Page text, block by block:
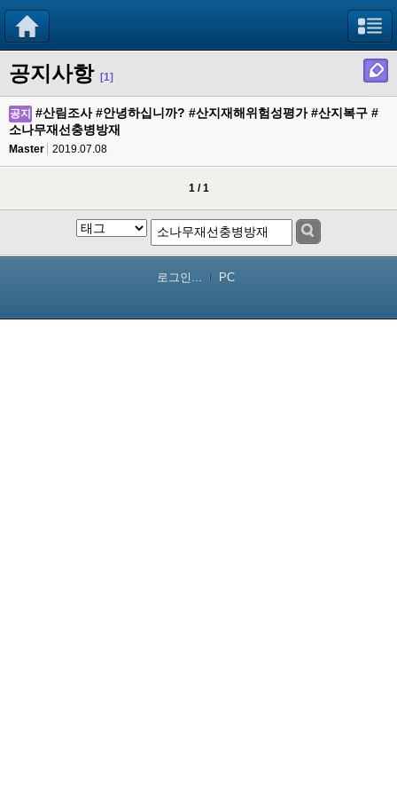
공지사항 [1]
공지
#산림조사 #안녕하십니까? #산지재해위험성평가 #산지복구 #
소나무재선충병방재
Master 2019.07.08
1 / 1
로그인... PC